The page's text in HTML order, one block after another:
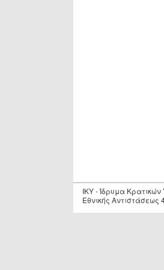
IKY - Ίδρυμα
Εθνικής Αντιστάσεως